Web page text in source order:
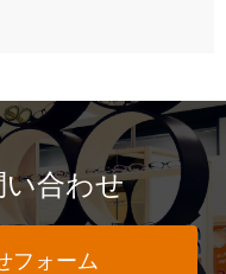
合わせ
フォーム